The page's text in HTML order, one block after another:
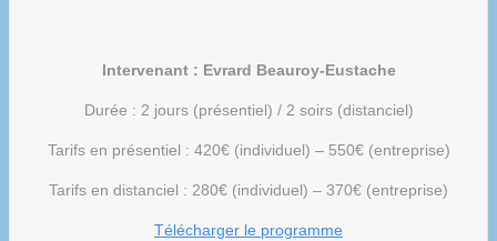
Intervenant : Evrard Beauroy-Eustache
Durée : 2 jours (présentiel) / 2 soirs (distanciel)
Tarifs en présentiel : 420€ (individuel) – 550€ (entreprise)
Tarifs en distanciel : 280€ (individuel) – 370€ (entreprise)
Télécharger le programme